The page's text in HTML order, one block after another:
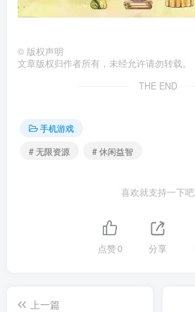
© 版权声明
文章版权归作者所有，未经允许请勿转载。
THE END
手机游戏
# 无限资源
# 休闲益智
喜欢就支持一下吧
点赞0 分享
上一篇